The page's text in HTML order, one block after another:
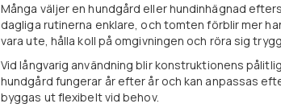
Många väljer en hundgård eller hundinhägnad
dagliga rutinerna enklare, och tomten förblir mer
vara ute, hålla koll på omgivningen och röra sig
Vid långvarig användning blir konstruktionens
hundgård fungerar år efter år och kan anpassas
byggas ut flexibelt vid behov.